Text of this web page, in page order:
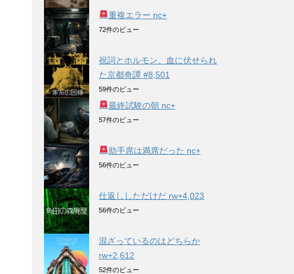
重複エラー nc+
72件のビュー
祝詞とホルモン、血に伏せられ
た京都奇譚 #8,501
59件のビュー
最終試験の朝 nc+
57件のビュー
助手席は満席だった nc+
56件のビュー
仕返ししただけだ rw+4,023
56件のビュー
混ざっているのはどちらか
rw+2,612
52件のビュー